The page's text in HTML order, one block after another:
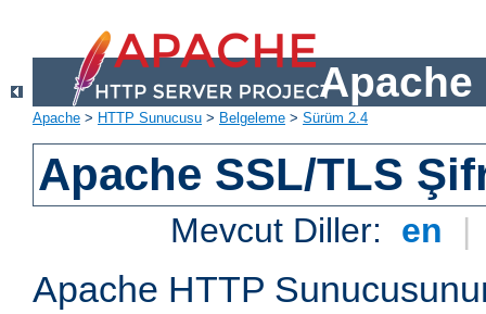
Apache
Apache > HTTP Sunucusu > Belgeleme > Sürüm 2.4
Apache SSL/TLS
Mevcut Diller: en |
Apache HTTP